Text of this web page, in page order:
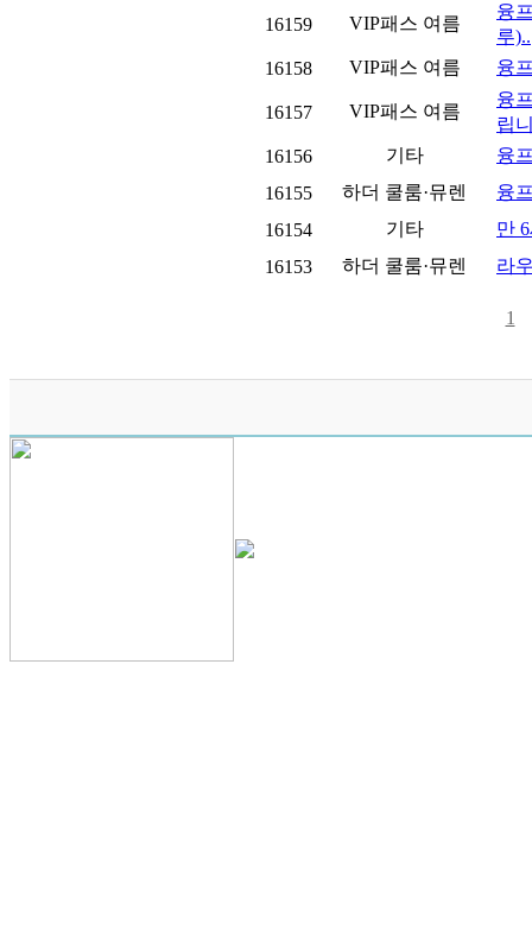
16159 VIP패스 여름
융
루)..
16158
VIP패스 여름 융
16157 VIP패스 여름
융
립
16156
기타
융
16155
하더 쿨룸·뮤렌
융
16154
기타
만
16153
하더 쿨룸·뮤렌 라
1